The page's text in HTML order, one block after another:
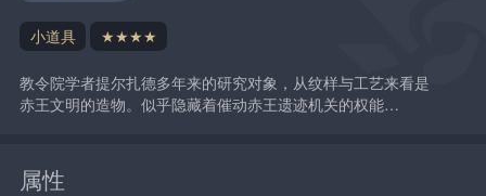
小道具 ★★★★
教令院学者提尔扎德多年来的研究对象，从纹样与工艺来看是
赤王文明的造物。似乎隐藏着催动赤王遗迹机关的权能…
属性